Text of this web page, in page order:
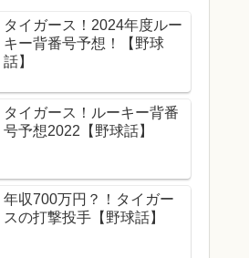
タイガース！2024年度ルー
キー背番号予想！【野球
話】
タイガース！ルーキー背番
号予想2022【野球話】
年収700万円？！タイガー
スの打撃投手【野球話】